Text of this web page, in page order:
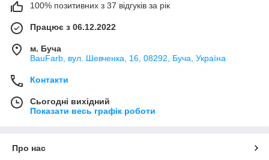
100% позитивних з 37 відгуків за рік
Працює з 06.12.2022
м. Буча
BauFarb, вул. Шевченка, 16, 08292, Буча, Україна
Контакти
Сьогодні вихідний
Показати весь графік роботи
Про нас